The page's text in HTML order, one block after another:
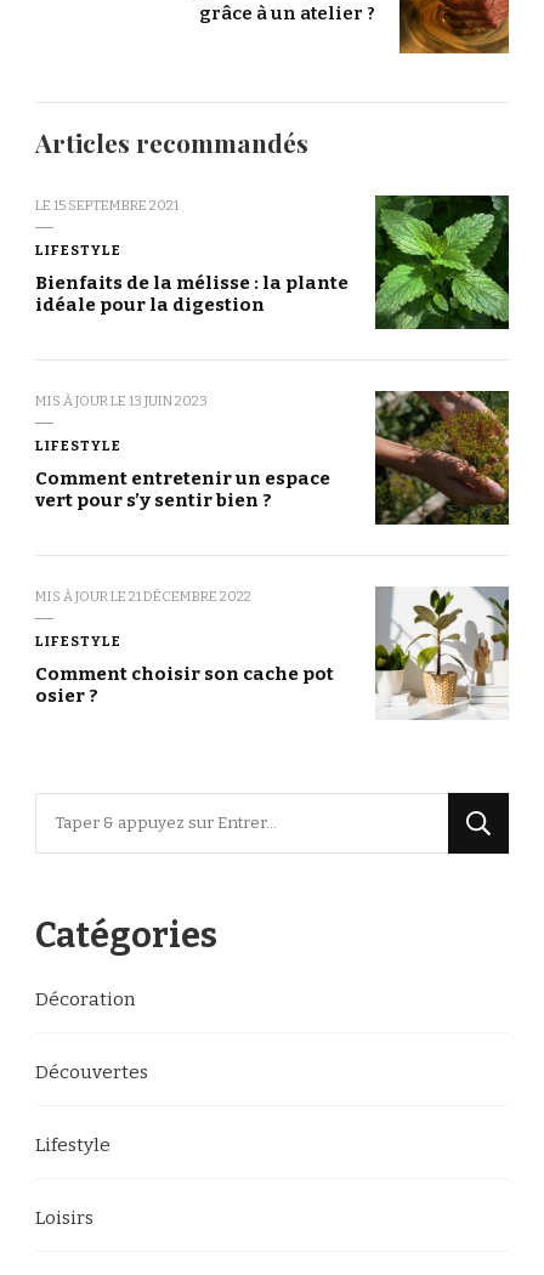
grâce à un atelier ?
Articles recommandés
LE 15 SEPTEMBRE 2021
LIFESTYLE
Bienfaits de la mélisse : la plante
idéale pour la digestion
MIS À JOUR LE 13 JUIN 2023
LIFESTYLE
Comment entretenir un espace
vert pour s’y sentir bien ?
MIS À JOUR LE 21 DÉCEMBRE 2022
LIFESTYLE
Comment choisir son cache pot
osier ?
?
Catégories
Décoration
Découvertes
Lifestyle
Loisirs